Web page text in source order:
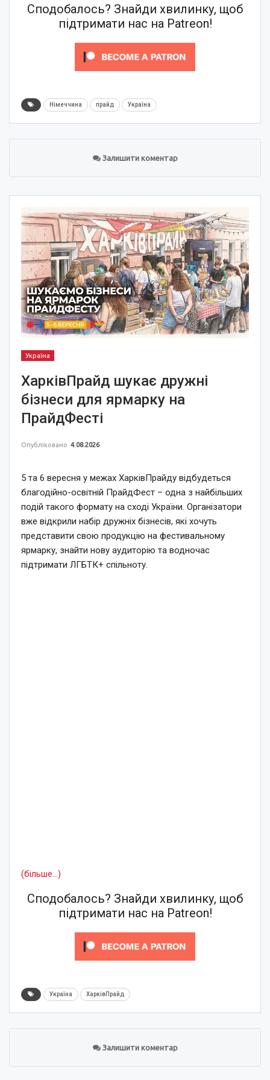
Сподобалось? Знайди хвилинку, щоб
підтримати нас на Patreon!
Німеччина прайд Україна
Залишити коментар
Україна
ХарківПрайд шукає дружні
бізнеси для ярмарку на
ПрайдФесті
Опубліковано 4.08.2026
5 та 6 вересня у межах ХарківПрайду відбудеться
благодійно-освітній ПрайдФест – одна з найбільших
подій такого формату на сході України. Організатори
вже відкрили набір дружніх бізнесів, які хочуть
представити свою продукцію на фестивальному
ярмарку, знайти нову аудиторію та водночас
підтримати ЛГБТК+ спільноту.
(більше…)
Сподобалось? Знайди хвилинку, щоб
підтримати нас на Patreon!
Україна ХарківПрайд
Залишити коментар